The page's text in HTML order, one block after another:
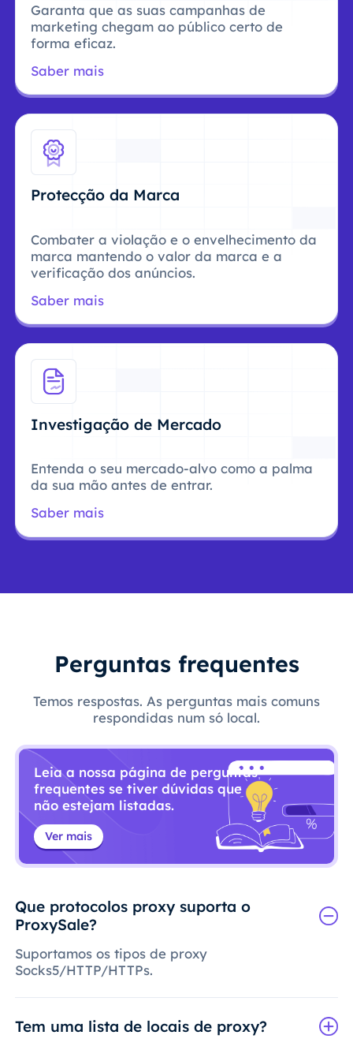
Garanta que as suas campanhas de
marketing chegam ao público certo de
forma eficaz.
Saber mais
Protecção da Marca
Combater a violação e o envelhecimento da
marca mantendo o valor da marca e a
verificação dos anúncios.
Saber mais
Investigação de Mercado
Entenda o seu mercado-alvo como a palma
da sua mão antes de entrar.
Saber mais
Perguntas frequentes
Temos respostas. As perguntas mais comuns
respondidas num só local.
Leia a nossa página de perguntas
frequentes se tiver dúvidas que
não estejam listadas.
Ver mais
Que protocolos proxy suporta o
ProxySale?
Suportamos os tipos de proxy
Socks5/HTTP/HTTPs.
Tem uma lista de locais de proxy?